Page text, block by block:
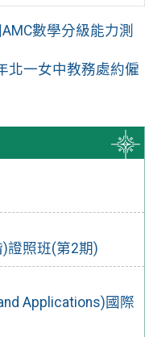
證照班(第2期)
Applications)國際
數學分級能力測
北一女中教務處約僱